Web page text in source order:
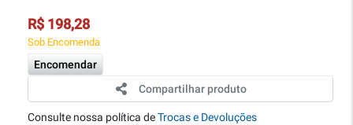
R$ 198,28
Sob Encomenda
Encomendar
Compartilhar produto
Consulte nossa política deTrocas e Devoluções